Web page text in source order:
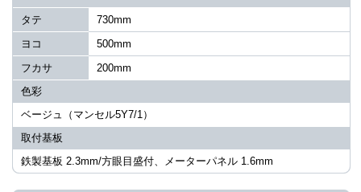
タテ
730mm
ヨコ
500mm
フカサ
200mm
色彩
ベージュ（マンセル5Y7/1）
取付基板
鉄製基板 2.3mm/方眼目盛付、メーターパネル 1.6mm